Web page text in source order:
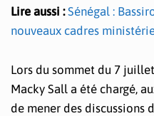
Lire aussi :Sénégal :
nouveaux cadres
Lors du sommet du 7
Macky Sall a été chargé,
de mener des discussions